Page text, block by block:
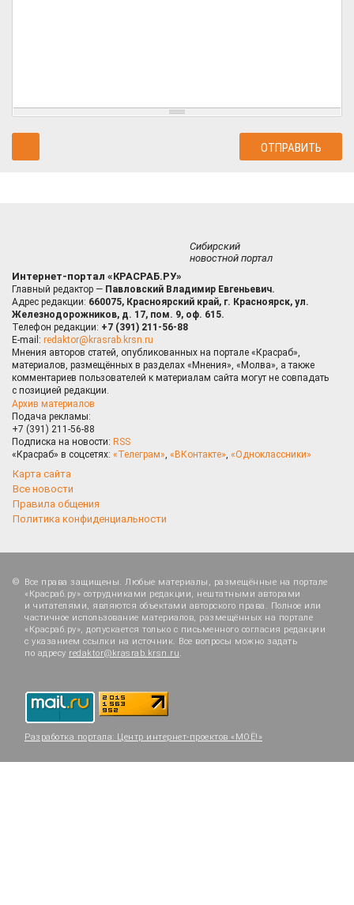
Сибирский
новостной портал
Интернет-портал «КРАСРАБ.РУ»
Главный редактор — Павловский Владимир Евгеньевич.
Адрес редакции: 660075, Красноярский край, г. Красноярск, ул.
Железнодорожников, д. 17, пом. 9, оф. 615.
Телефон редакции: +7 (391) 211-56-88
E-mail: redaktor@krasrab.krsn.ru
Мнения авторов статей, опубликованных на портале «Красраб»,
материалов, размещённых в разделах «Мнения», «Молва», а также
комментариев пользователей к материалам сайта могут не совпадать
с позицией редакции.
Архив материалов
Подача рекламы:
+7 (391) 211-56-88
Подписка на новости: RSS
«Красраб» в соцсетях: «Телеграм», «ВКонтакте», «Одноклассники»
Карта сайта
Все новости
Правила общения
Политика конфиденциальности
Все права защищены. Любые материалы, размещённые на портале
«Красраб.ру» сотрудниками редакции, нештатными авторами
и читателями, являются объектами авторского права. Полное или
частичное использование материалов, размещённых на портале
«Красраб.ру», допускается только с письменного согласия редакции
с указанием ссылки на источник. Все вопросы можно задать
по адресу redaktor@krasrab.krsn.ru.
Разработка портала: Центр интернет-проектов «МОЁ!»